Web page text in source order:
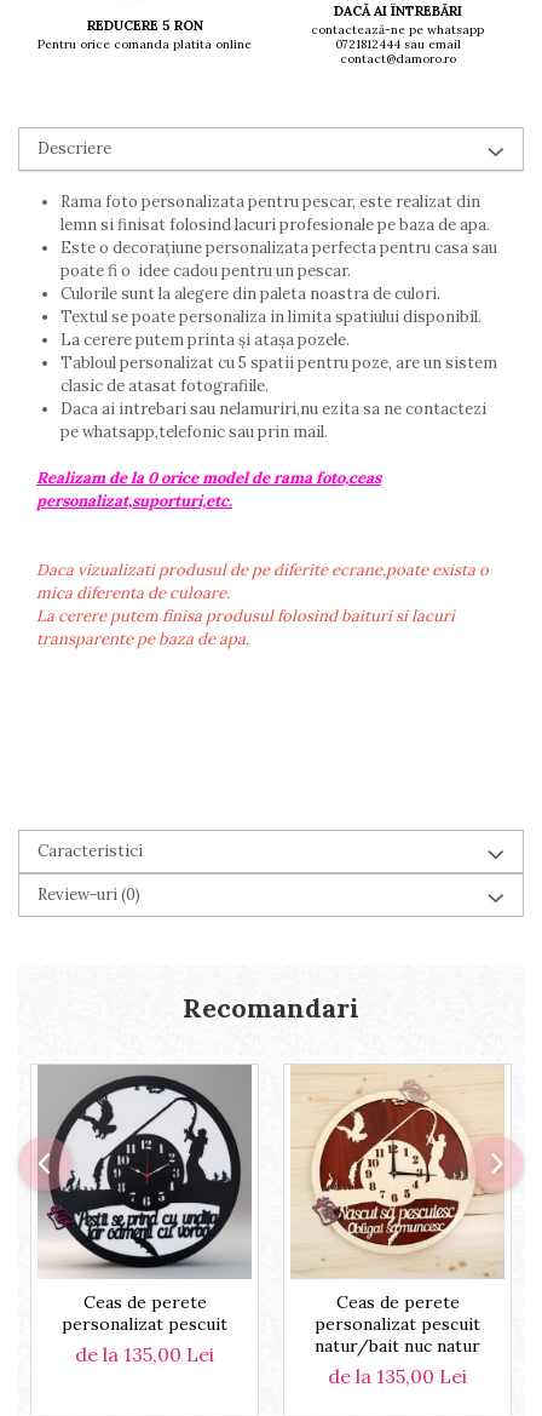
REDUCERE 5 RON
Pentru orice comanda platita online
DACĂ AI ÎNTREBĂRI
contactează-ne pe whatsapp
0721812444 sau email
contact@damoro.ro
Descriere
Rama foto personalizata pentru pescar, este realizat din
lemn si finisat folosind lacuri profesionale pe baza de apa.
Este o decorațiune personalizata perfecta pentru casa sau
poate fi o idee cadou pentru un pescar.
Culorile sunt la alegere din paleta noastra de culori.
Textul se poate personaliza in limita spatiului disponibil.
La cerere putem printa și atașa pozele.
Tabloul personalizat cu 5 spatii pentru poze, are un sistem
clasic de atasat fotografiile.
Daca ai intrebari sau nelamuriri,nu ezita sa ne contactezi
pe whatsapp,telefonic sau prin mail.
Realizam de la 0 orice model de rama foto,ceas
personalizat,suporturi,etc.
Daca vizualizati produsul de pe diferite ecrane,poate exista o
mica diferenta de culoare.
La cerere putem finisa produsul folosind baituri si lacuri
transparente pe baza de apa.
Caracteristici
Review-uri(0)
Recomandari
Ceas de perete
personalizat pescuit
de la 135,00 Lei
Ceas de perete
personalizat pescuit
natur/bait nuc natur
de la 135,00 Lei